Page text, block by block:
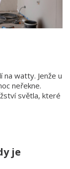
watty. Jenže u
neřekne.
světla, které
je